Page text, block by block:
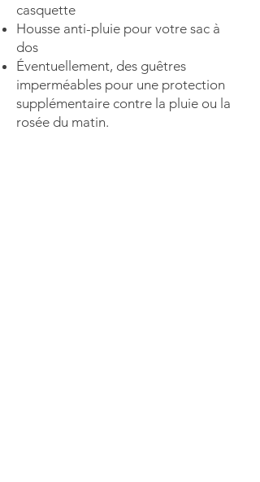
casquette
Housse anti-pluie pour votre sac à
dos
Éventuellement, des guêtres
imperméables pour une protection
supplémentaire contre la pluie ou la
rosée du matin.​​